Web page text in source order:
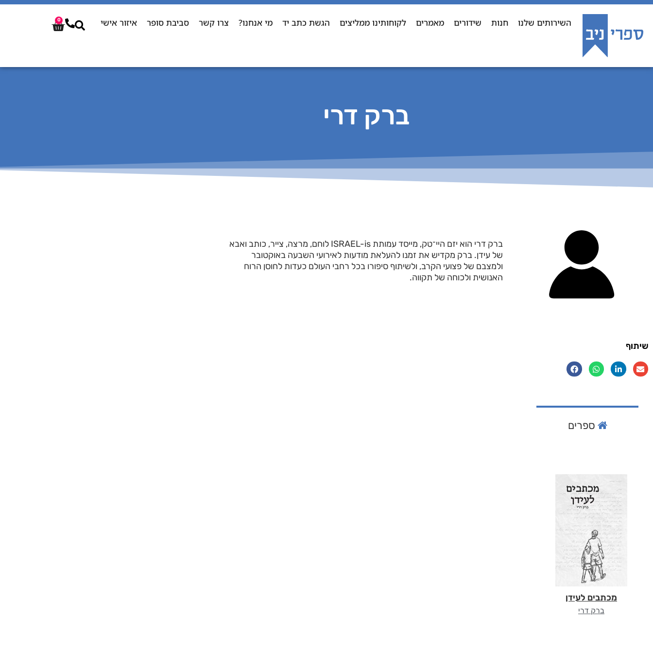
השירותים שלנו חנות שידורים מאמרים לקוחותינו ממליצים הגשת כתב יד מי אנחנו? צרו קשר סביבת סופר איזור אישי 0
ברק דרי
ברק דרי הוא יזם היי־טק, מייסד עמותת ISRAEL-is לוחם, מרצה, צייר, כותב ואבא
של עידן. ברק מקדיש את זמנו להעלאת מודעות לאירועי השבעה באוקטובר
ולמצבם של פצועי הקרב, ולשיתוף סיפורו בכל רחבי העולם כעדות לחוסן הרוח
האנושית ולכוחה של תקווה.
שיתוף
ספרים
מכתבים לעידן
ברק דרי